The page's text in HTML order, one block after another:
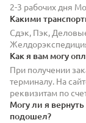
2-3 рабочих дня
Какими
Сдэк, Пэк,
Как я вам могу
При получении
терминалу. На
реквизитам по
Могу ли я
подошел?